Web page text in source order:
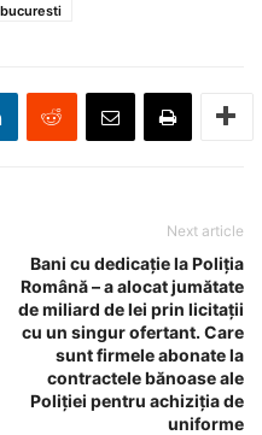
Next article
Bani cu dedicație la Poliția
Română – a alocat jumătate
de miliard de lei prin licitații
cu un singur ofertant. Care
sunt firmele abonate la
contractele bănoase ale
Poliției pentru achiziția de
uniforme